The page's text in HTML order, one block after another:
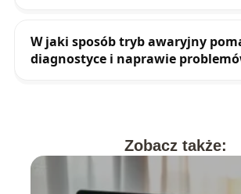
W jaki sposób tryb awaryjny
diagnostyce i naprawie
Zobacz także: